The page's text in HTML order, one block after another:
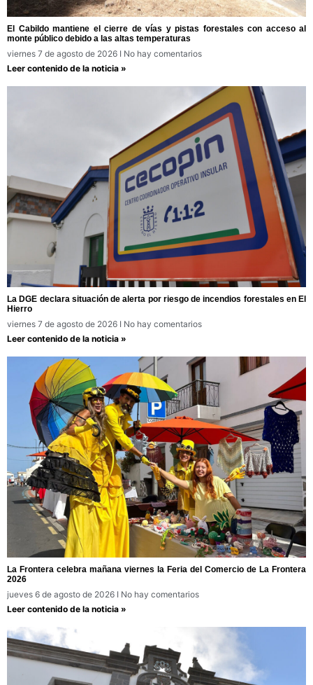
El Cabildo mantiene el cierre de vías y pistas forestales con acceso al
monte público debido a las altas temperaturas
viernes 7 de agosto de 2026
No hay comentarios
Leer contenido de la noticia »
La DGE declara situación de alerta por riesgo de incendios forestales en El
Hierro
viernes 7 de agosto de 2026
No hay comentarios
Leer contenido de la noticia »
La Frontera celebra mañana viernes la Feria del Comercio de La Frontera
2026
jueves 6 de agosto de 2026
No hay comentarios
Leer contenido de la noticia »